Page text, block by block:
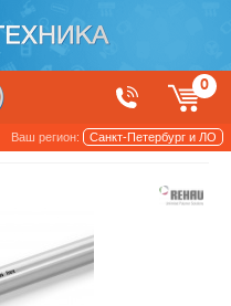
0
Ваш регион: Санкт-Петербург и ЛО